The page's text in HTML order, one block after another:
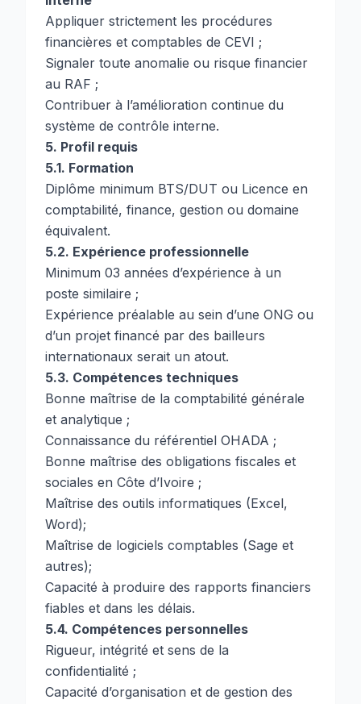
Appliquer strictement les procédures
financières et comptables de CEVI ;
Signaler toute anomalie ou risque financier
au RAF ;
Contribuer à l’amélioration continue du
système de contrôle interne.
5. Profil requis
5.1. Formation
Diplôme minimum BTS/DUT ou Licence en
comptabilité, finance, gestion ou domaine
équivalent.
5.2. Expérience professionnelle
Minimum 03 années d’expérience à un
poste similaire ;
Expérience préalable au sein d’une ONG ou
d’un projet financé par des bailleurs
internationaux serait un atout.
5.3. Compétences techniques
Bonne maîtrise de la comptabilité générale
et analytique ;
Connaissance du référentiel OHADA ;
Bonne maîtrise des obligations fiscales et
sociales en Côte d’Ivoire ;
Maîtrise des outils informatiques (Excel,
Word);
Maîtrise de logiciels comptables (Sage et
autres);
Capacité à produire des rapports financiers
fiables et dans les délais.
5.4. Compétences personnelles
Rigueur, intégrité et sens de la
confidentialité ;
Capacité d’organisation et de gestion des